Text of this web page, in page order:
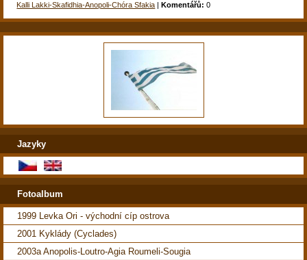
Kalli Lakki-Skafidhia-Anopoli-Chóra Sfakia |Komentářů: 0
Jazyky
Fotoalbum
1999 Levka Ori - východní cíp ostrova
2001 Kyklády (Cyclades)
2003a Anopolis-Loutro-Agia Roumeli-Sougia